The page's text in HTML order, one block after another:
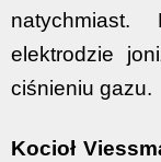
elektrodzie
ciśnieniu gazu.
Kocioł